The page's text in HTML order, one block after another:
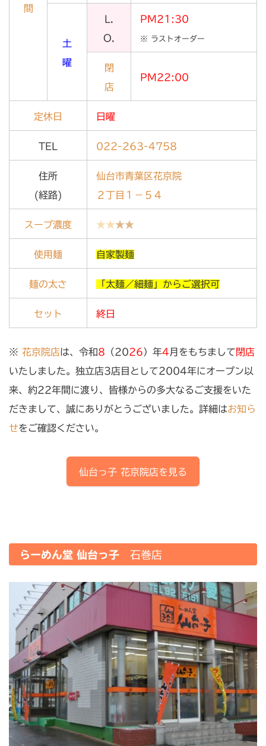
間
土
曜
L.
O.
PM21:30
※ ラストオーダー
閉
店
PM22:00
定休日 日曜
TEL 022-263-4758
住所
(経路)
仙台市青葉区花京院
２丁目１－５４
スープ濃度 ★★★★
使用麺 自家製麺
麺の太さ 「太麺／細麺」からご選択可
セット 終日
※ 花京院店は、令和8 （2026）年4月をもちまして閉店
いたしました。独立店3店目として2004年にオープン以
来、約22年間に渡り、皆様からの多大なるご支援をいた
だきまして、誠にありがとうございました。詳細はお知ら
せをご確認ください。
仙台っ子 花京院店を見る
らーめん堂 仙台っ子 石巻店